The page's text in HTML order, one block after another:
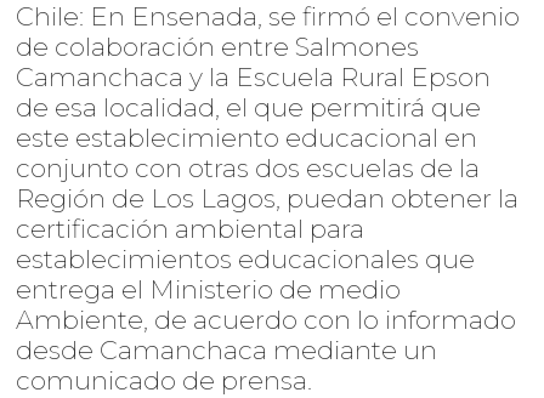
Chile: En Ensenada, se firmó el convenio
de colaboración entre Salmones
Camanchaca y la Escuela Rural Epson
de esa localidad, el que permitirá que
este establecimiento educacional en
conjunto con otras dos escuelas de la
Región de Los Lagos, puedan obtener la
certificación ambiental para
establecimientos educacionales que
entrega el Ministerio de medio
Ambiente, de acuerdo con lo informado
desde Camanchaca mediante un
comunicado de prensa.